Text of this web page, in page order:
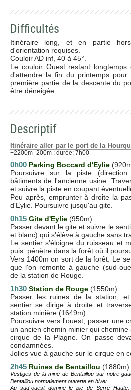
Difficultés
Itinéraire long, et en partie
d'orientation requises.
Couloir AD inf, 40 à 45°.
Le couloir Ouest restant
d'attendre la fin du printemps pour
première partie de la descente du
être déneigée.
Descriptif
Itinéraire aller par le port de la
+2200m -200m ; durée: 7h00
0h00 Parking Boccard d'Eylie
Poursuivre sur la piste
bâtiments de l'ancienne usine.
et suivre la piste en coupant
Peu après, emprunter à droite la
d'Eylie. Poursuivre jusqu'au gite.
0h15 Gite d'Eylie (950m)
Passer devant le gite et suivre le
et blanc) qui s'élève à gauche sans
Le sentier s'éloigne du ruisseau et
puis pénètre dans la forêt où il
Vers 1400m on sort de la forêt. Le
que l'on remonte à gauche (sud-
de la station de Rouge.
1h30 Station de Rouge (1550m)
Passer les ruines de la station,
sentier se dirige à droite et
station minière (1649m).
Poursuivre vers l'ouest, passer une
un ancien chemin minier qui chemine
cirque de la Plagne. On passe
condamnées.
Jolies vue à gauche sur le cirque en
2h45 Ruines de Bentaillou (1880m)
Vestiges de la mine de Bentaillou sur notre
Bentaillou normalement ouverte en hiver
Au sud-ouest domine le pic de Serre